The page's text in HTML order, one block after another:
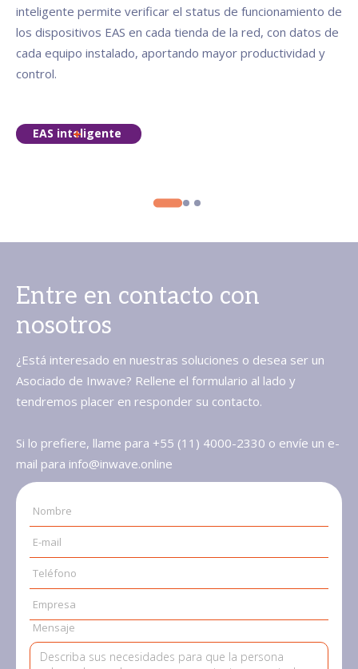
inteligente permite verificar el status de funcionamiento de
los dispositivos EAS en cada tienda de la red, con datos de
cada equipo instalado, aportando mayor productividad y
control.
EAS inteligente
Entre en contacto con
nosotros
¿Está interesado en nuestras soluciones o desea ser un
Asociado de Inwave? Rellene el formulario al lado y
tendremos placer en responder su contacto.
Si lo prefiere, llame para +55 (11) 4000-2330 o envíe un e-
mail para info@inwave.online
Nombre
E-mail
Teléfono
Empresa
Mensaje